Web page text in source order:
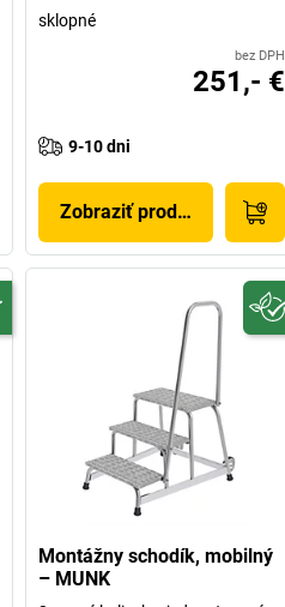
sklopné
bez DPH
251,- €
9-10 dni
Zobraziť produkt
Montážny schodík, mobilný
– MUNK